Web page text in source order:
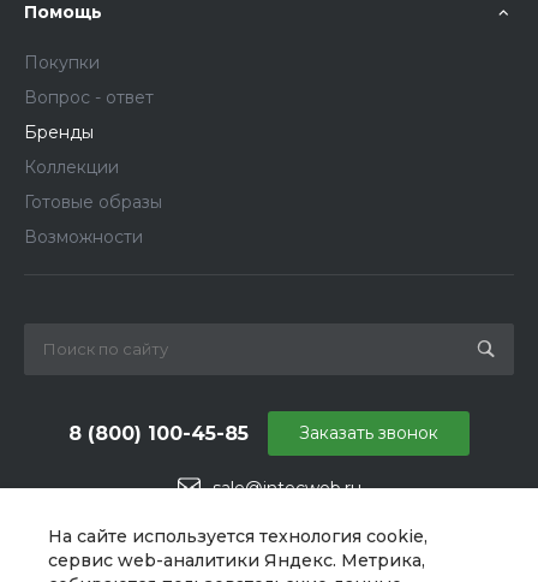
На сайте используется технология cookie,
сервис web-аналитики Яндекс. Метрика,
Помощь
Покупки
Вопрос - ответ
Бренды
Коллекции
Готовые образы
Возможности
sale@intecweb.ru
8 (800) 100-45-85
г. Москва, ул. Даниловский Вал, 1
Заказать звонок